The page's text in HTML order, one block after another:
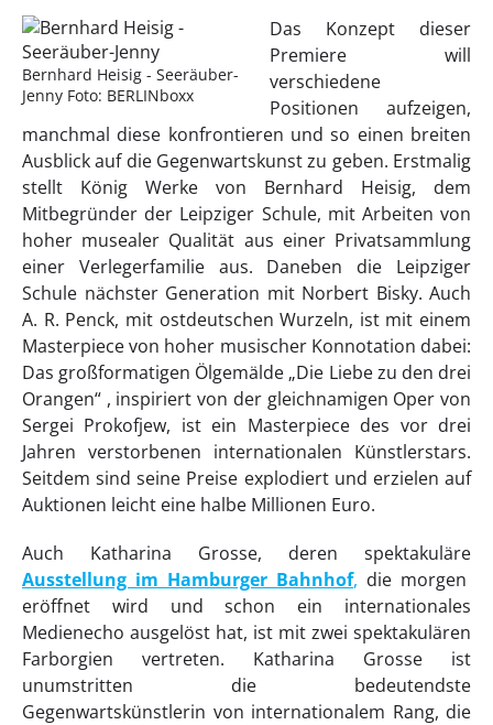
Bernhard Heisig - Seeräuber-
Jenny Foto: BERLINboxx
Das Konzept dieser
Premiere will
verschiedene
Positionen aufzeigen,
manchmal diese konfrontieren und so einen breiten
Ausblick auf die Gegenwartskunst zu geben. Erstmalig
stellt König Werke von Bernhard Heisig, dem
Mitbegründer der Leipziger Schule, mit Arbeiten von
hoher musealer Qualität aus einer Privatsammlung
einer Verlegerfamilie aus. Daneben die Leipziger
Schule nächster Generation mit Norbert Bisky. Auch
A. R. Penck, mit ostdeutschen Wurzeln, ist mit einem
Masterpiece von hoher musischer Konnotation dabei:
Das großformatigen Ölgemälde „Die Liebe zu den drei
Orangen“ , inspiriert von der gleichnamigen Oper von
Sergei Prokofjew, ist ein Masterpiece des vor drei
Jahren verstorbenen internationalen Künstlerstars.
Seitdem sind seine Preise explodiert und erzielen auf
Auktionen leicht eine halbe Millionen Euro.
Auch Katharina Grosse, deren spektakuläre
Ausstellung im Hamburger Bahnhof, die morgen
eröffnet wird und schon ein internationales
Medienecho ausgelöst hat, ist mit zwei spektakulären
Farborgien vertreten. Katharina Grosse ist
unumstritten die bedeutendste
Gegenwartskünstlerin von internationalem Rang, die